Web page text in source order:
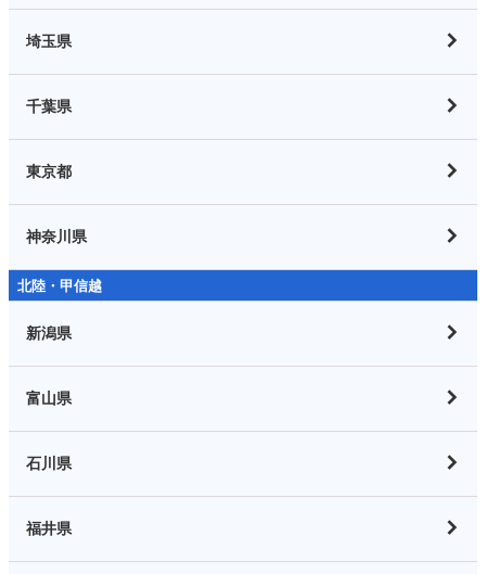
埼玉県
千葉県
東京都
神奈川県
北陸・甲信越
新潟県
富山県
石川県
福井県